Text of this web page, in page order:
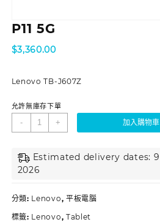
P11 5G
$3,360.00
Lenovo TB-J607Z
允許無庫存下單
- + 加入購物車
Estimated delivery dates: 9
2026
分類: Lenovo, 平板電腦
標籤: Lenovo, Tablet